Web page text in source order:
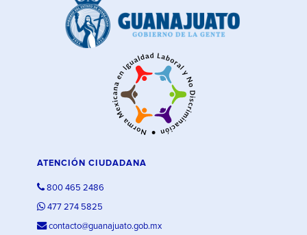
ATENCIÓN CIUDADANA
800 465 2486
477 274 5825
contacto@guanajuato.gob.mx